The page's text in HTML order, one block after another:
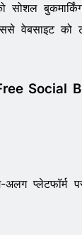
सोशल
वेबसाइट
Social
प्लेटफॉर्म